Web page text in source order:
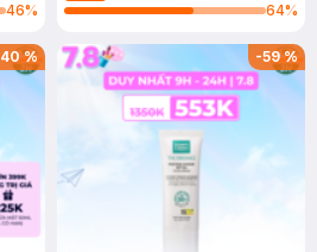
46%
64%
40% -59%